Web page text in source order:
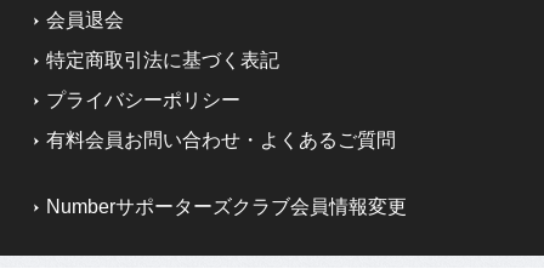
会員退会
特定商取引法に基づく表記
プライバシーポリシー
有料会員お問い合わせ・よくあるご質問
Numberサポーターズクラブ会員情報変更